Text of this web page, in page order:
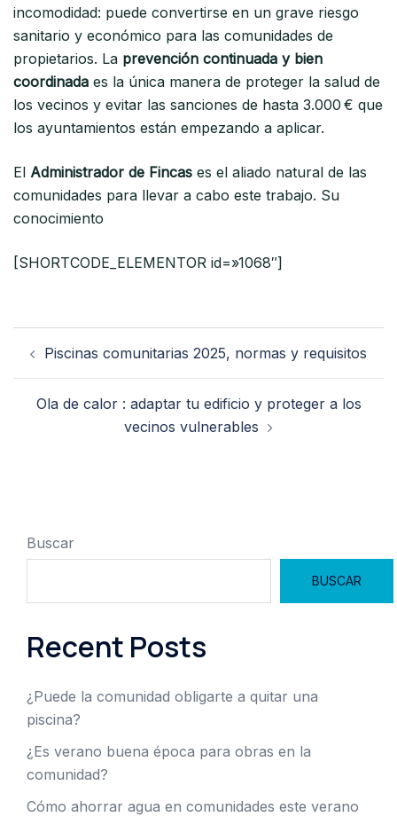
incomodidad: puede convertirse en un grave riesgo
sanitario y económico para las comunidades de
propietarios. La prevención continuada y bien
coordinada es la única manera de proteger la salud de
los vecinos y evitar las sanciones de hasta 3.000 € que
los ayuntamientos están empezando a aplicar.
El Administrador de Fincas es el aliado natural de las
comunidades para llevar a cabo este trabajo. Su
conocimiento
[SHORTCODE_ELEMENTOR id=»1068″]
Navegación
de
entradas
Piscinas comunitarias 2025, normas y requisitos
Ola de calor : adaptar tu edificio y proteger a los
vecinos vulnerables
Buscar
BUSCAR
Recent Posts
¿Puede la comunidad obligarte a quitar una
piscina?
¿Es verano buena época para obras en la
comunidad?
Cómo ahorrar agua en comunidades este verano